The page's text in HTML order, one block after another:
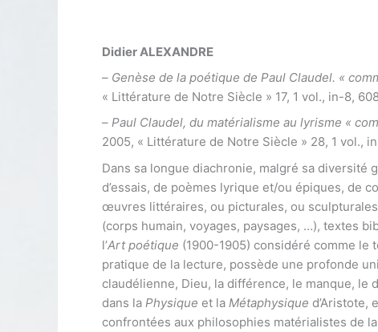
Didier ALEXANDRE
– Genèse de la poétique de Paul Claudel. «
« Littérature de Notre Siècle » 17, 1 vol., in-8,
– Paul Claudel, du matérialisme au lyrisme «
2005, « Littérature de Notre Siècle » 28, 1 vol.,
Dans sa longue diachronie, malgré sa diversité
d’essais, de poèmes lyrique et/ou épiques, de
œuvres littéraires, ou picturales, ou
(corps humain, voyages, paysages, …), textes
l’Art poétique (1900-1905) considéré comme le
pratique de la lecture, possède une profonde
claudélienne, Dieu, la différence, le manque, le
dans la Physique et la Métaphysique d’Aristote,
confrontées aux philosophies matérialistes de